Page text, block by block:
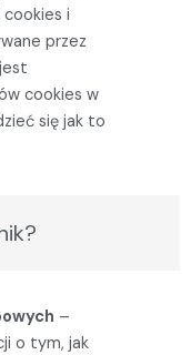
i
przez
cookies w
się jak to
–
o tym, jak